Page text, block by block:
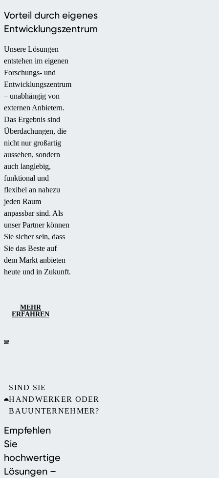
Vorteil durch eigenes
Entwicklungszentrum
Unsere Lösungen
entstehen im eigenen
Forschungs- und
Entwicklungszentrum
– unabhängig von
externen Anbietern.
Das Ergebnis sind
Überdachungen, die
nicht nur großartig
aussehen, sondern
auch langlebig,
funktional und
flexibel an nahezu
jeden Raum
anpassbar sind. Als
unser Partner können
Sie sicher sein, dass
Sie das Beste auf
dem Markt anbieten –
heute und in Zukunft.
MEHR
ERFAHREN
SIND SIE
HANDWERKER ODER
BAUUNTERNEHMER?
Empfehlen
Sie
hochwertige
Lösungen –